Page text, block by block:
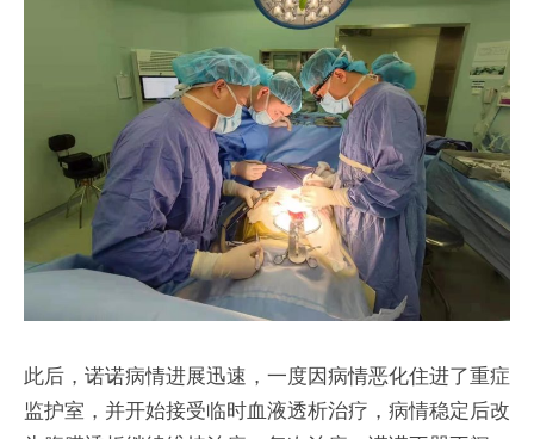
此后，诺诺病情进展迅速，一度因病情恶化住进了重症
监护室，并开始接受临时血液透析治疗，病情稳定后改